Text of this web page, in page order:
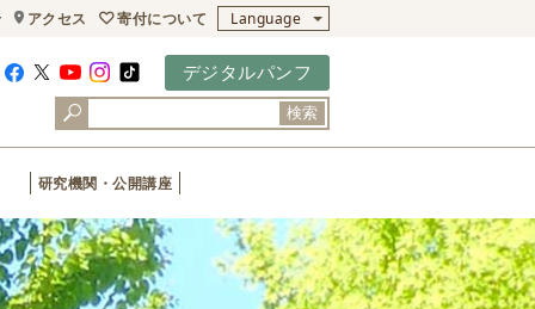
アクセス 寄付について Language
デジタルパンフ
検索
研究機関・公開講座